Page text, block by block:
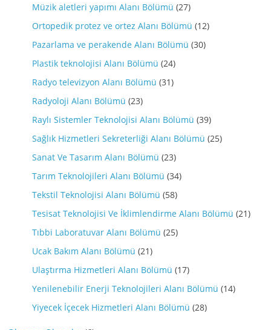
Müzik aletleri yapımı Alanı Bölümü (27)
Ortopedik protez ve ortez Alanı Bölümü (12)
Pazarlama ve perakende Alanı Bölümü (30)
Plastik teknolojisi Alanı Bölümü (24)
Radyo televizyon Alanı Bölümü (31)
Radyoloji Alanı Bölümü (23)
Raylı Sistemler Teknolojisi Alanı Bölümü (39)
Sağlık Hizmetleri Sekreterliği Alanı Bölümü (25)
Sanat Ve Tasarım Alanı Bölümü (23)
Tarım Teknolojileri Alanı Bölümü (34)
Tekstil Teknolojisi Alanı Bölümü (58)
Tesisat Teknolojisi Ve İklimlendirme Alanı Bölümü (21)
Tıbbi Laboratuvar Alanı Bölümü (25)
Ucak Bakım Alanı Bölümü (21)
Ulaştırma Hizmetleri Alanı Bölümü (17)
Yenilenebilir Enerji Teknolojileri Alanı Bölümü (14)
Yiyecek İçecek Hizmetleri Alanı Bölümü (28)